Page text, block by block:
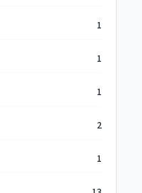
1
1
1
2
1